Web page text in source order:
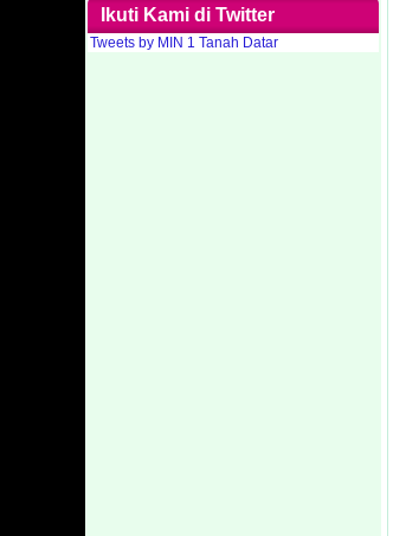
Ikuti Kami di Twitter
Tweets by MIN 1 Tanah Datar